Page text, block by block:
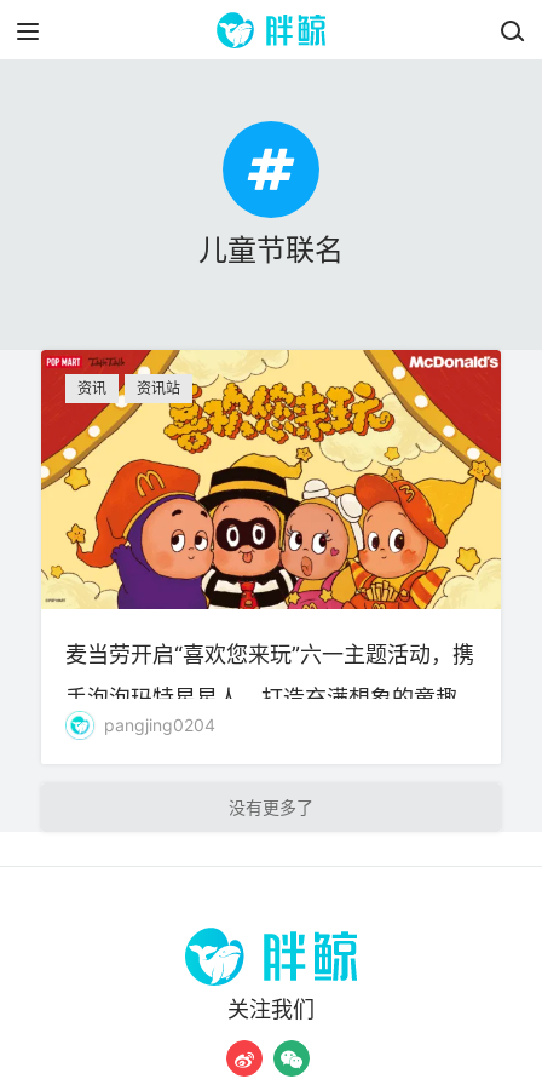
儿童节联名
资讯 资讯站
麦当劳开启“喜欢您来玩”六一主题活动，携
手泡泡玛特星星人，打造充满想象的童趣
体验
pangjing0204
加载更多
关注我们